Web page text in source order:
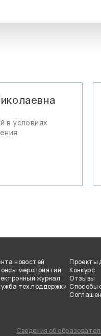
в условиях
новостей
мероприятий
журнал
тех.поддержки
Проекты
Конкурс
Отзывы
Способы
Сведения об